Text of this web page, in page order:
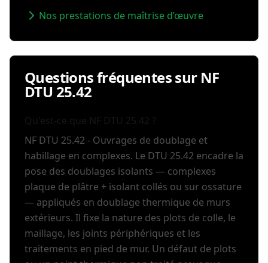
Nos prestations de maîtrise d’œuvre
Questions fréquentes sur NF
DTU 25.42
NF DTU 25.42 - Ouvrages de doublage et
habillage en complexes. Le DTU 25.42 encadre la
pose des doublages isolants — complexes
plaque de plâtre + isolant collés ou sur ossature
— appliqués en doublage thermique de murs
extérieurs. Il fixe la nature des plots de colle, le
maillage, les joints périphériques et les
traitements en pied de mur. Un défaut de plots